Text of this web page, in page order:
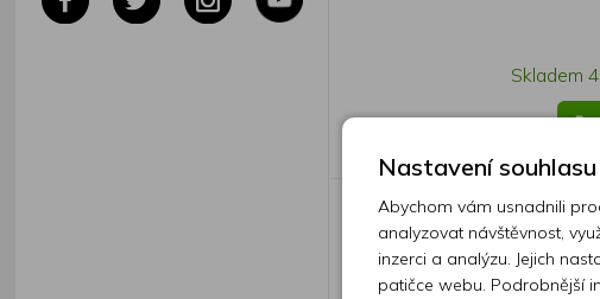
Skladem
Nastavení
Abychom vám usnadnili
analyzovat návštěvnost,
inzerci a analýzu. Jejich
patičce webu. Podrobnější